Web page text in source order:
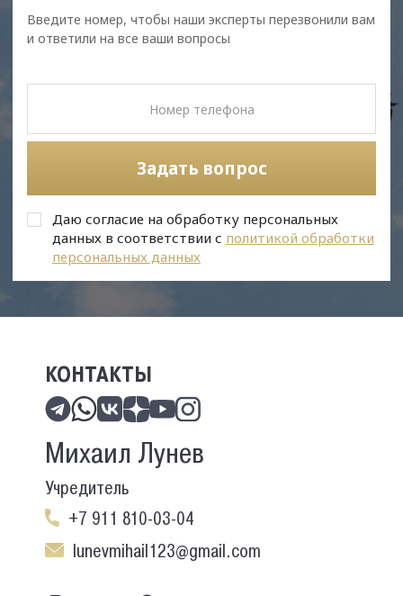
Введите номер, чтобы наши эксперты перезвонили вам
и ответили на все ваши вопросы
Задать вопрос
Даю согласие на обработку персональных
данных в соответствии с политикой обработки
персональных данных
КОНТАКТЫ
Михаил Лунев
Учредитель
+7 911 810-03-04
lunevmihail123@gmail.com